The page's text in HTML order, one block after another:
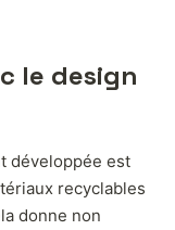
le design
développée est
recyclables
donne non